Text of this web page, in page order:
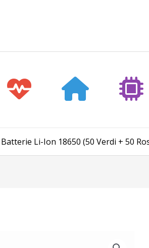
Li-Ion 18650 (50 Verdi + 50